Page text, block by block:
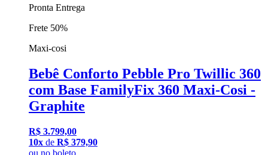
Pronta Entrega
Frete 50%
Maxi-cosi
Bebê Conforto Pebble Pro Twillic 360
com Base FamilyFix 360 Maxi-Cosi -
Graphite
R$ 3.799,00
10x de R$ 379,90
ou no boleto